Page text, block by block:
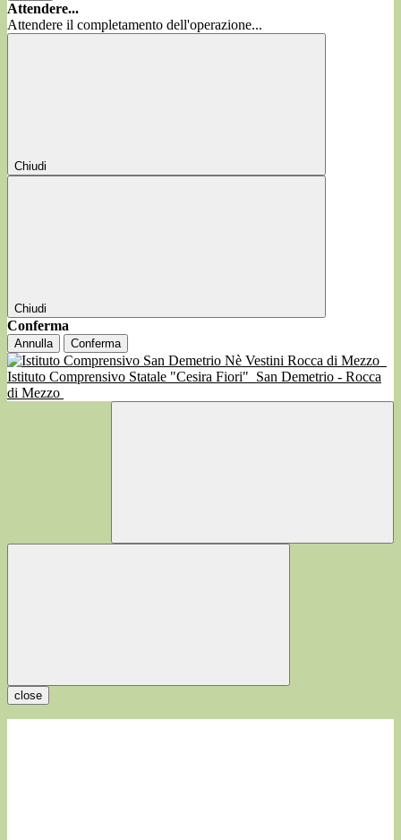
Attendere...
Attendere il completamento dell'operazione...
Chiudi
Chiudi
Conferma
Annulla Conferma
Istituto Comprensivo Statale "Cesira Fiori" San Demetrio - Rocca
di Mezzo
close